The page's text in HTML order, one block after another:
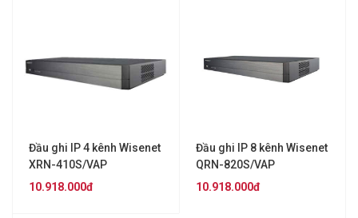
Đầu ghi IP 4 kênh Wisenet
XRN-410S/VAP
10.918.000đ
Đầu ghi IP 8 kênh Wisenet
QRN-820S/VAP
10.918.000đ